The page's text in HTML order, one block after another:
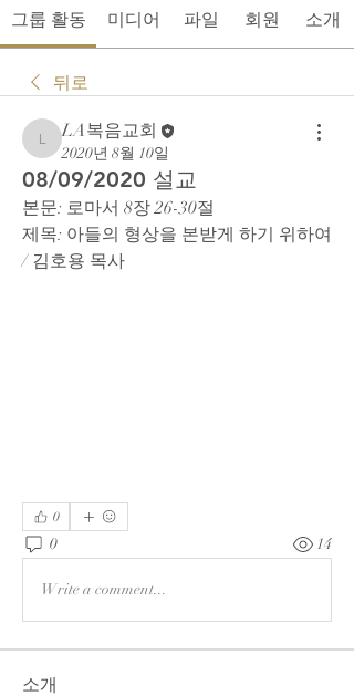
그룹 활동 미디어 파일 회원 소개
뒤로
LA복음교회
LA복음교회
2020년 8월 10일
08/09/2020 설교
본문: 로마서 8장 26-30절
제목: 아들의 형상을 본받게 하기 위하여
/ 김호용 목사
0
0 14
Write a comment...
소개